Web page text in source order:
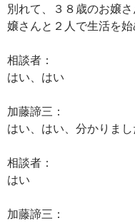
別れて、３８歳のお嬢
嬢さんと２人で生活を
相談者：
はい、はい
加藤諦三：
はい、はい、分かりまし
相談者：
はい
加藤諦三：